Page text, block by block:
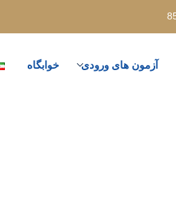
آزمون های ورودی خوابگاه